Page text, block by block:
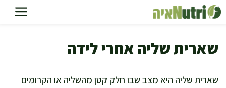
לדלג
לתוכן
שארית שליה אחרי לידה
שארית שליה היא מצב שבו חלק קטן מהשליה או הקרומים